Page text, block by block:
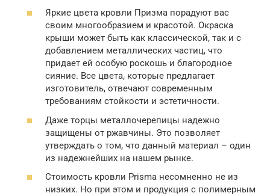
Яркие цвета кровли Призма порадуют вас
своим многообразием и красотой. Окраска
крыши может быть как классической, так и с
добавлением металлических частиц, что
придает ей особую роскошь и благородное
сияние. Все цвета, которые предлагает
изготовитель, отвечают современным
требованиям стойкости и эстетичности.
Даже торцы металлочерепицы надежно
защищены от ржавчины. Это позволяет
утверждать о том, что данный материал – один
из надежнейших на нашем рынке.
Стоимость кровли Prisma несомненно не из
низких. Но при этом и продукция с полимерным